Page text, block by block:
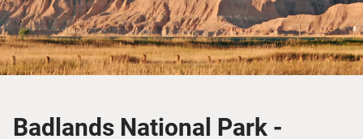
Service
Badlands National Park -